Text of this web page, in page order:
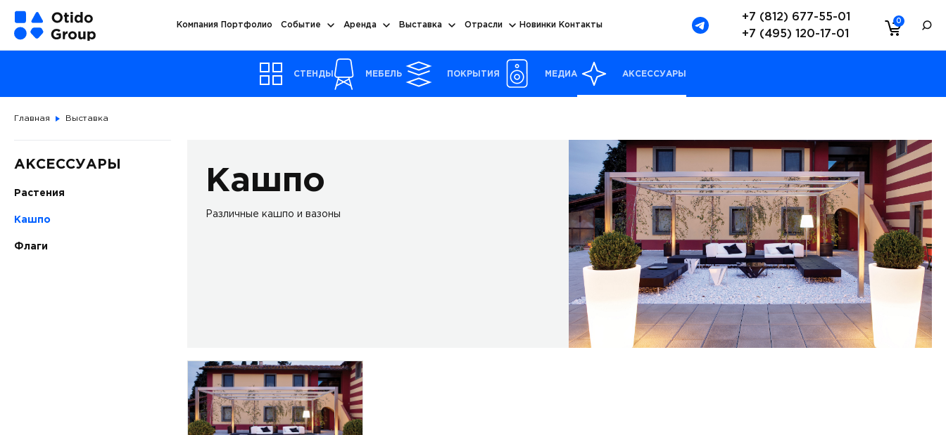
0
+7 (812) 677-55-01
+7 (495) 120-17-01
Компания Портфолио Событие Аренда Выставка Отрасли Новинки Контакты
СТЕНДЫ МЕБЕЛЬ ПОКРЫТИЯ МЕДИА АКСЕССУАРЫ
Главная Выставка
АКСЕССУАРЫ
Растения
Кашпо
Флаги
Кашпо
Различные кашпо и вазоны